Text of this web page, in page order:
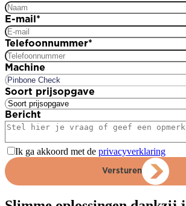
E-mail *
Telefoonnummer*
Machine
Soort prijsopgave
Bericht
Ik ga akkoord met de privacyverklaring
Versturen